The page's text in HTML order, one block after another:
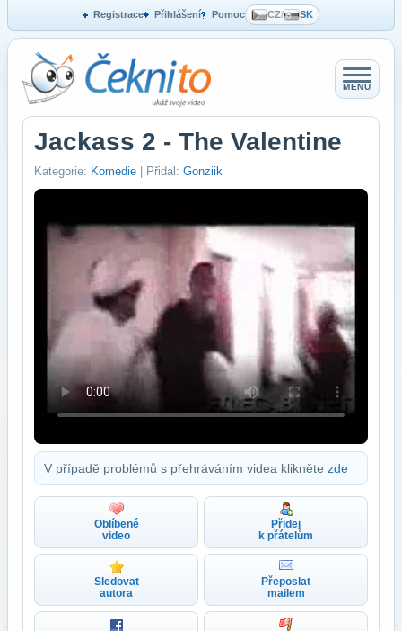
Registrace Přihlášení Pomoc CZ/ SK
MENU
Jackass 2 - The Valentine
Kategorie: Komedie | Přidal: Gonziik
V případě problémů s přehráváním videa klikněte zde
Oblíbené
video
Přidej
k přátelům
Sledovat
autora
Přeposlat
mailem